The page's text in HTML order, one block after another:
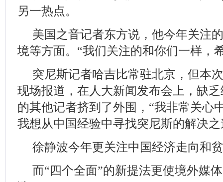
另一热点。
美国之音记者东方说，他今年关注
境等方面。“我们关注的和你们一样，
突尼斯记者哈吉比常驻北京，但本
现场报道，在人大新闻发布会上，缺
的其他记者挤到了外围，“我非常关心
我想从中国经验中寻找突尼斯的解决之
徐静波今年更关注中国经济走向和
而“四个全面”的新提法更使境外媒